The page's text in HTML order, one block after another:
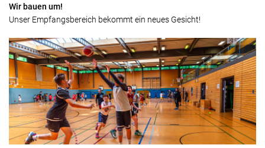
Wir bauen um!
Unser Empfangsbereich bekommt ein neues Gesicht!